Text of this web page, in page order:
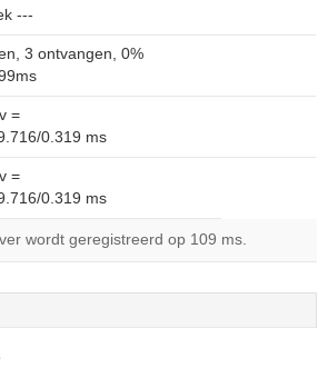
---
3 ontvangen, 0%
=
0.319 ms
=
0.319 ms
wordt geregistreerd op 109 ms.